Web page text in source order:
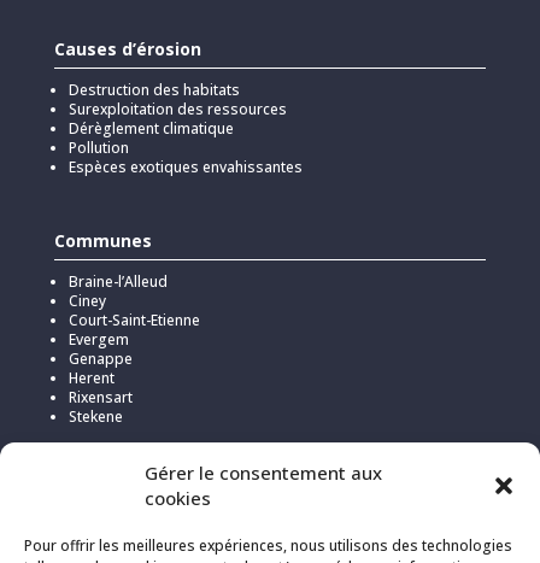
Gérer le consentement aux
cookies
Pour offrir les meilleures expériences, nous utilisons des technologies
Causes d’érosion
Destruction des habitats
Surexploitation des ressources
Dérèglement climatique
Pollution
Espèces exotiques envahissantes
Communes
Braine-l’Alleud
Ciney
Court-Saint-Etienne
Evergem
Genappe
Herent
Rixensart
Stekene